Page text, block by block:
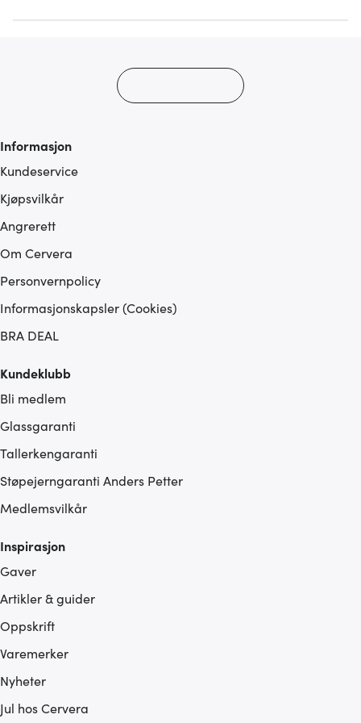
Informasjon
Kundeservice
Kjøpsvilkår
Angrerett
Om Cervera
Personvernpolicy
Informasjonskapsler (Cookies)
BRA DEAL
Kundeklubb
Bli medlem
Glassgaranti
Tallerkengaranti
Støpejerngaranti Anders Petter
Medlemsvilkår
Inspirasjon
Gaver
Artikler & guider
Oppskrift
Varemerker
Nyheter
Jul hos Cervera